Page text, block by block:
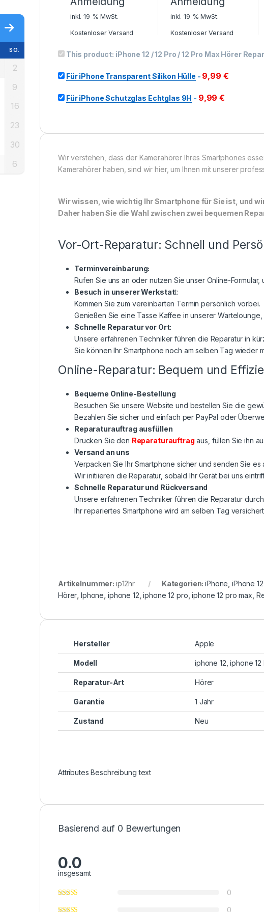
inkl. 19 % MwSt.
Kostenloser Versand
inkl. 19 % MwSt.
Kostenloser Versand
This product: iPhone 12 / 12 Pro / 12 Pro Max Hörer
Für iPhone Transparent Silikon Hülle - 9,99 €
Für iPhone Schutzglas Echtglas 9H - 9,99€
Wir verstehen, dass der Kamerahörer Ihres Smartphones
Kamerahörer haben, sind wir hier, um Ihnen mit unserer
Wir wissen, wie wichtig Ihr Smartphone für Sie ist, und
Daher haben Sie die Wahl zwischen zwei bequemen
Vor-Ort-Reparatur: Schnell und
Terminvereinbarung:
Rufen Sie uns an oder nutzen Sie unser Online-Formular,
Besuch in unserer Werkstatt:
Kommen Sie zum vereinbarten Termin persönlich vorbei.
Genießen Sie eine Tasse Kaffee in unserer
Schnelle Reparatur vor Ort:
Unsere erfahrenen Techniker führen die Reparatur in
Sie können Ihr Smartphone noch am selben Tag wieder
Online-Reparatur: Bequem und
Bequeme Online-Bestellung
Besuchen Sie unsere Website und bestellen Sie die
Bezahlen Sie sicher und einfach per PayPal oder
Reparaturauftrag ausfüllen
Drucken Sie den Reparaturauftrag aus, füllen Sie ihn
Versand an uns
Verpacken Sie Ihr Smartphone sicher und senden Sie
Wir initiieren die Reparatur, sobald Ihr Gerät bei uns
Schnelle Reparatur und Rückversand
Unsere erfahrenen Techniker führen die Reparatur durch.
Ihr repariertes Smartphone wird am selben Tag
Artikelnummer: ip12hr Kategorien:iPhone ,iPhone
Hörer ,Iphone iphone 12 ,iphone 12 pro ,iphone 12 pro max
Hersteller Apple
Modell iphone 12, iphone
Reparatur-Art Hörer
Garantie 1 Jahr
Zustand Neu
Attributes Beschreibung text
Basierend auf 0 Bewertungen
0.0
insgesamt
0
0
SO.
2
9
16
23
30
6